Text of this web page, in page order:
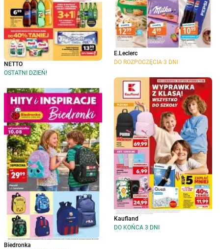
NETTO
OSTATNI DZIEŃ!
Biedronka
E.Leclerc
DO ROZPOCZĘCIA 3 DNI
Kaufland
DO KOŃCA 3 DNI